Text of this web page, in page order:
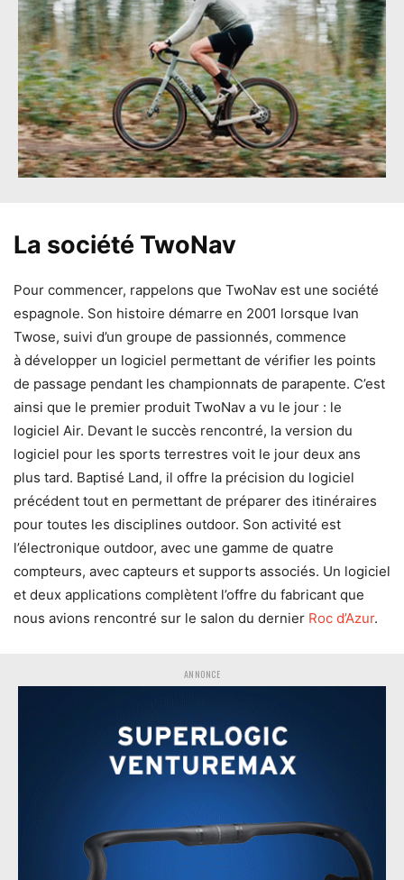
La société TwoNav
Pour commencer, rappelons que TwoNav est une société
espagnole. Son histoire démarre en 2001 lorsque Ivan
Twose, suivi d’un groupe de passionnés, commence
à développer un logiciel permettant de vérifier les points
de passage pendant les championnats de parapente. C’est
ainsi que le premier produit TwoNav a vu le jour : le
logiciel Air. Devant le succès rencontré, la version du
logiciel pour les sports terrestres voit le jour deux ans
plus tard. Baptisé Land, il offre la précision du logiciel
précédent tout en permettant de préparer des itinéraires
pour toutes les disciplines outdoor. Son activité est
l’électronique outdoor, avec une gamme de quatre
compteurs, avec capteurs et supports associés. Un logiciel
et deux applications complètent l’offre du fabricant que
nous avions rencontré sur le salon du dernier Roc d’Azur.
ANNONCE